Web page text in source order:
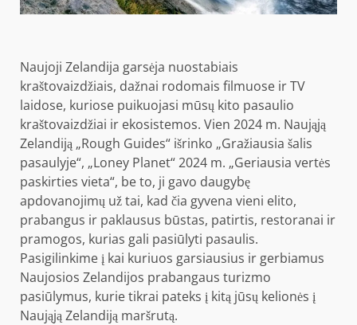
Naujoji Zelandija garsėja nuostabiais
kraštovaizdžiais, dažnai rodomais filmuose ir TV
laidose, kuriose puikuojasi mūsų kito pasaulio
kraštovaizdžiai ir ekosistemos. Vien 2024 m. Naująją
Zelandiją „Rough Guides“ išrinko „Gražiausia šalis
pasaulyje“, „Loney Planet“ 2024 m. „Geriausia vertės
paskirties vieta“, be to, ji gavo daugybę
apdovanojimų už tai, kad čia gyvena vieni elito,
prabangus ir paklausus būstas, patirtis, restoranai ir
pramogos, kurias gali pasiūlyti pasaulis.
Pasigilinkime į kai kuriuos garsiausius ir gerbiamus
Naujosios Zelandijos prabangaus turizmo
pasiūlymus, kurie tikrai pateks į kitą jūsų kelionės į
Naująją Zelandiją maršrutą.